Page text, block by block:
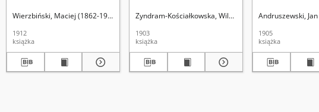
Przybyszewski, Stanisław (1868-1927). Przedm.
Wierzbiński, Maciej (1862-1933)
1912
książka
Zyndram-Kościałkowska, Wilhelmina (1844-1926)
1903
książka
Andruszewski, Jan
1905
książka